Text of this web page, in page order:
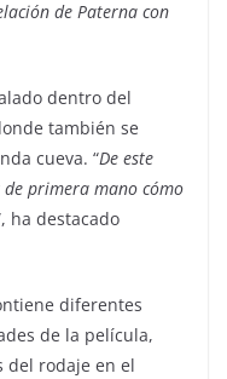
de Paterna con
dentro del
también se
cueva. “De este
primera mano cómo
ha destacado
diferentes
de la película,
del rodaje en el